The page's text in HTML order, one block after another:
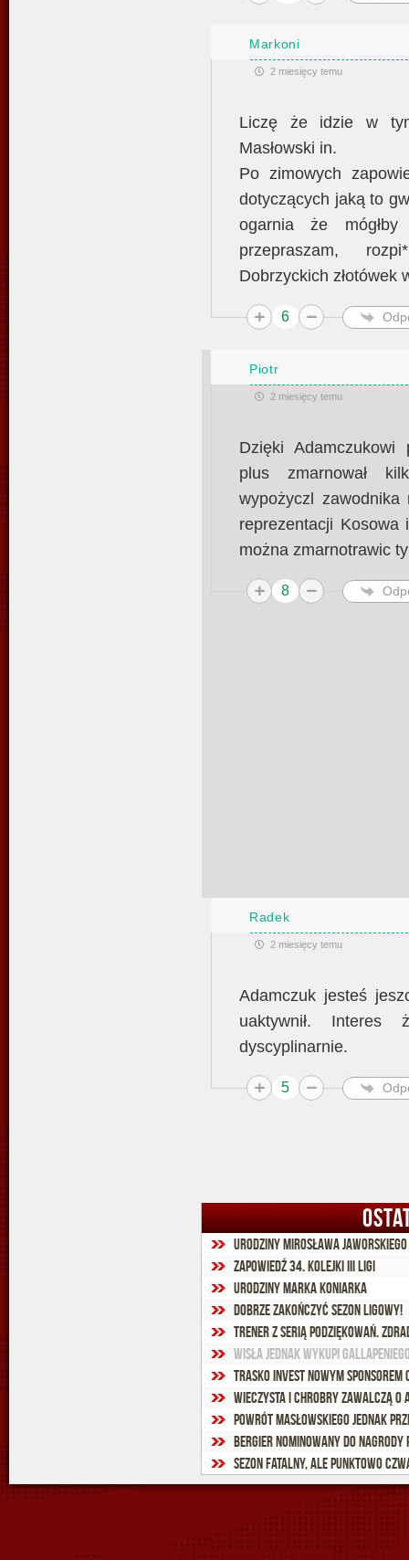
Markoni
2 miesięcy temu
Liczę że idzie w
Masłowski in.
Po zimowych
dotyczących jaką to
ogarnia że
przepraszam,
Dobrzyckich złotówek
6
Piotr
2 miesięcy temu
Dzięki
plus zmarnował
wypożyczl zawodnika
reprezentacji Kosowa
można zmarnotrawic
8
Radek
2 miesięcy temu
Adamczuk jesteś
uaktywnił.
dyscyplinarnie.
5
Urodziny Mirosława Jaworskiego
Zapowiedź 34. kolejki III ligi
Urodziny Marka Koniarka
Dobrze zakończyć sezon ligowy!
Trener z serią podziękowań.
Wisła jednak wykupi
Trasko Invest nowym
Wieczysta i Chrobry zawalczą o
Powrót Masłowskiego jednak
Bergier nominowany do nagrody
Sezon fatalny, ale punktowo